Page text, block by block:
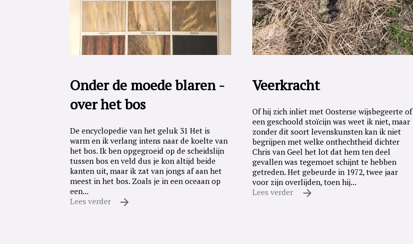
Onder de moede blaren -
over het bos
De encyclopedie van het geluk 31 Het is
warm en ik verlang intens naar de koelte van
het bos. Ik ben opgegroeid op de scheidslijn
tussen bos en veld dus je kon altijd beide
kanten uit, maar ik zat van jongs af aan het
meest in het bos. Zoals je in een oceaan op
een...
Lees verder
Veerkracht
Of hij zich inliet met Oosterse wijsbegeerte of
een geschoold stoïcijn was weet ik niet, maar
zonder dit soort levenskunsten kan ik niet
begrijpen met welke onthechtheid dichter
Chris van Geel het lot dat hem ten deel
gevallen was tegemoet schijnt te hebben
getreden. Het gebeurde in 1972, twee jaar
voor zijn overlijden, toen hij...
Lees verder